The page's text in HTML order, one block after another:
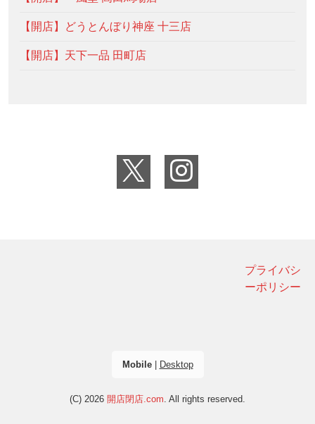
【開店】どうとんぼり神座 十三店
【開店】天下一品 田町店
プライバシ
ーポリシー
Mobile| Desktop
(C) 2026 開店閉店.com . All rights reserved.